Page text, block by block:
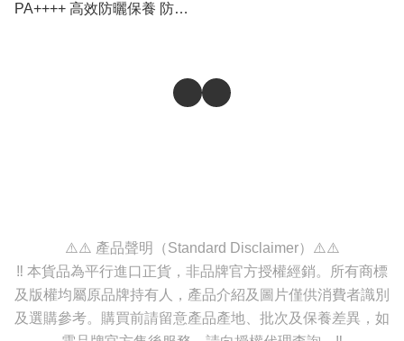
PA++++ 高效防曬保養 防曬
⚠️⚠️ 產品聲明（Standard Disclaimer）⚠️⚠️
‼️ 本貨品為平行進口正貨，非品牌官方授權經銷。所有商標
及版權均屬原品牌持有人，產品介紹及圖片僅供消費者識別
及選購參考。購買前請留意產品產地、批次及保養差異，如